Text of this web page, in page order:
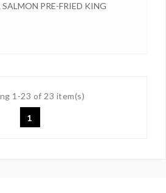
PRE-FRIED KING
1-23 of 23 item(s)
1